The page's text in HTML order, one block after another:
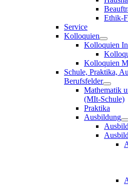
Ethik-
Service
Kolloquien
Kolloquien
Kolloquien
Schule, Praktika,
Berufsfelder
Mathematik
(MIt-Schule)
Praktika
Ausbildung